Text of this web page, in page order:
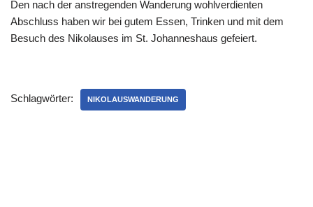
Den nach der anstregenden Wanderung wohlverdienten
Abschluss haben wir bei gutem Essen, Trinken und mit dem
Besuch des Nikolauses im St. Johanneshaus gefeiert.
Schlagwörter: NIKOLAUSWANDERUNG